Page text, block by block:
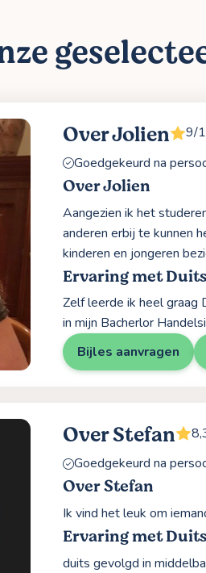
Over Jolien 9/
Goedgekeurd na
Over Jolien
Aangezien ik het
anderen erbij te kunnen
kinderen en jongeren
Ervaring met Duits
Zelf leerde ik heel graag
in mijn Bacherlor
Bijles aanvragen
Over Stefan
Goedgekeurd na
Over Stefan
Ik vind het leuk om
Ervaring met Duits
duits gevolgd in